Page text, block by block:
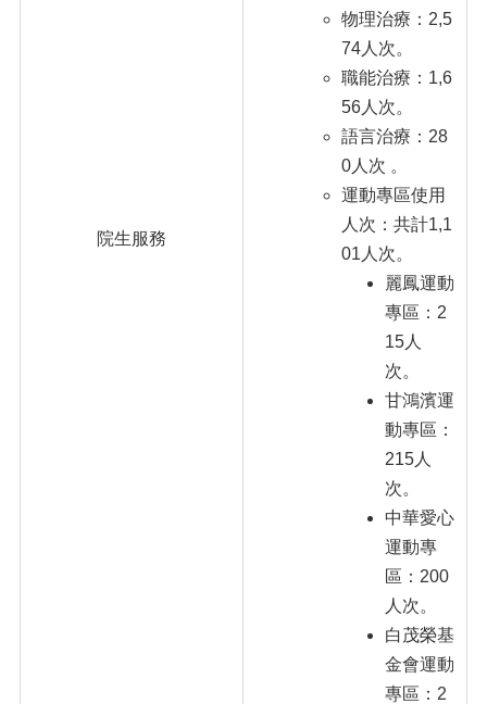
院生服務
物理治療：2,5
74人次。
職能治療：1,6
56人次。
語言治療：28
0人次 。
運動專區使用
人次：共計1,1
01人次。
麗鳳運動
專區：2
15人
次。
甘鴻濱運
動專區：
215人
次。
中華愛心
運動專
區：200
人次。
白茂榮基
金會運動
專區：2